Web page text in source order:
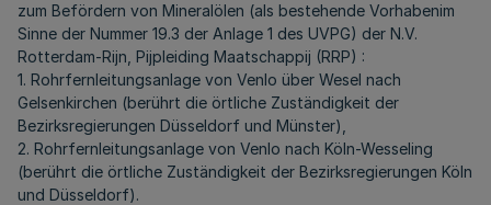
zum Befördern von Mineralölen (als bestehende Vorhabenim
Sinne der Nummer 19.3 der Anlage 1 des UVPG) der N.V.
Rotterdam-Rijn, Pijpleiding Maatschappij (RRP) :
1. Rohrfernleitungsanlage von Venlo über Wesel nach
Gelsenkirchen (berührt die örtliche Zuständigkeit der
Bezirksregierungen Düsseldorf und Münster),
2. Rohrfernleitungsanlage von Venlo nach Köln-Wesseling
(berührt die örtliche Zuständigkeit der Bezirksregierungen Köln
und Düsseldorf).